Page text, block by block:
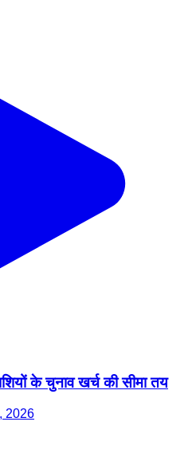
के चुनाव खर्च की सीमा तय
2026